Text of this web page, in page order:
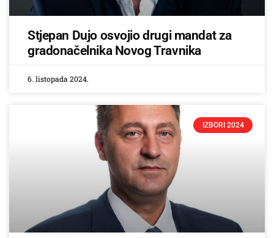
Stjepan Dujo osvojio drugi mandat za
gradonačelnika Novog Travnika
6. listopada 2024.
IZBORI 2024